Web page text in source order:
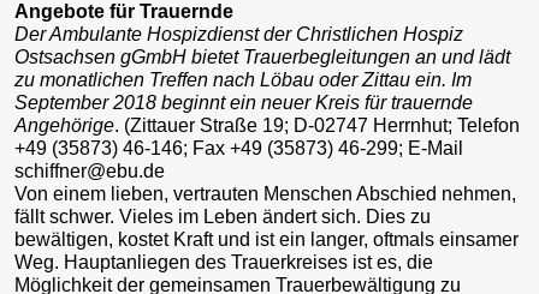
Angebote für Trauernde
Der Ambulante Hospizdienst der Christlichen Hospiz
Ostsachsen gGmbH bietet Trauerbegleitungen an und lädt
zu monatlichen Treffen nach Löbau oder Zittau ein. Im
September 2018 beginnt ein neuer Kreis für trauernde
Angehörige. (Zittauer Straße 19; D-02747 Herrnhut; Telefon
+49 (35873) 46-146; Fax +49 (35873) 46-299; E-Mail
schiffner@ebu.de
Von einem lieben, vertrauten Menschen Abschied nehmen,
fällt schwer. Vieles im Leben ändert sich. Dies zu
bewältigen, kostet Kraft und ist ein langer, oftmals einsamer
Weg. Hauptanliegen des Trauerkreises ist es, die
Möglichkeit der gemeinsamen Trauerbewältigung zu